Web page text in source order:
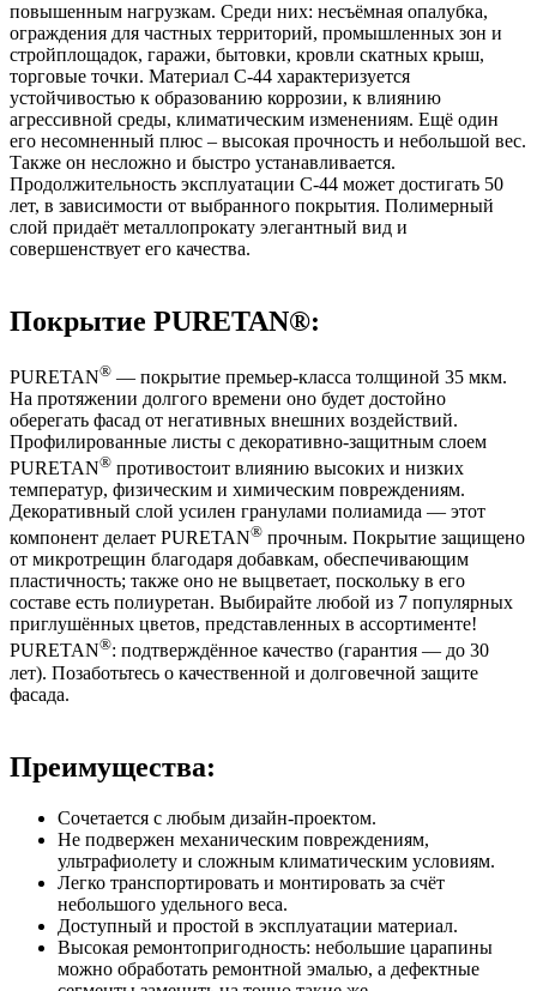
повышенным нагрузкам. Среди них: несъёмная опалубка,
ограждения для частных территорий, промышленных зон и
стройплощадок, гаражи, бытовки, кровли скатных крыш,
торговые точки. Материал С-44 характеризуется
устойчивостью к образованию коррозии, к влиянию
агрессивной среды, климатическим изменениям. Ещё один
его несомненный плюс – высокая прочность и небольшой вес.
Также он несложно и быстро устанавливается.
Продолжительность эксплуатации С-44 может достигать 50
лет, в зависимости от выбранного покрытия. Полимерный
слой придаёт металлопрокату элегантный вид и
совершенствует его качества.
Покрытие PURETAN®:
PURETAN® — покрытие премьер-класса толщиной 35 мкм.
На протяжении долгого времени оно будет достойно
оберегать фасад от негативных внешних воздействий.
Профилированные листы с декоративно-защитным слоем
PURETAN® противостоит влиянию высоких и низких
температур, физическим и химическим повреждениям.
Декоративный слой усилен гранулами полиамида — этот
компонент делает PURETAN® прочным. Покрытие защищено
от микротрещин благодаря добавкам, обеспечивающим
пластичность; также оно не выцветает, поскольку в его
составе есть полиуретан. Выбирайте любой из 7 популярных
приглушённых цветов, представленных в ассортименте!
PURETAN®: подтверждённое качество (гарантия — до 30
лет). Позаботьтесь о качественной и долговечной защите
фасада.
Преимущества:
Сочетается с любым дизайн-проектом.
Не подвержен механическим повреждениям,
ультрафиолету и сложным климатическим условиям.
Легко транспортировать и монтировать за счёт
небольшого удельного веса.
Доступный и простой в эксплуатации материал.
Высокая ремонтопригодность: небольшие царапины
можно обработать ремонтной эмалью, а дефектные